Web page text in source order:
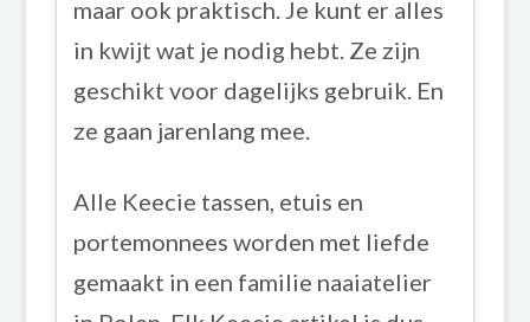
maar ook praktisch. Je kunt er alles
in kwijt wat je nodig hebt. Ze zijn
geschikt voor dagelijks gebruik. En
ze gaan jarenlang mee.
Alle Keecie tassen, etuis en
portemonnees worden met liefde
gemaakt in een familie naaiatelier